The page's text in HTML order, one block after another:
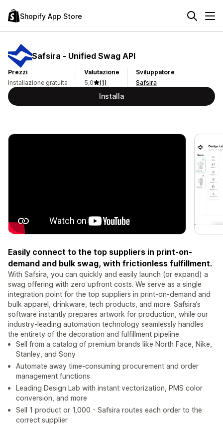
Shopify App Store
Safsira ‑ Unified Swag API
Prezzi
Installazione gratuita
Valutazione
5,0
(1)
Sviluppatore
Safsira
Installa
Easily connect to the top suppliers in print-on-
demand and bulk swag, with frictionless fulfillment.
With Safsira, you can quickly and easily launch (or expand) a
swag offering with zero upfront costs. We serve as a single
integration point for the top suppliers in print-on-demand and
bulk apparel, drinkware, tech products, and more. Safsira’s
software instantly prepares artwork for production, while our
industry-leading automation technology seamlessly handles
the entirety of the decoration and fulfillment pipeline.
Sell from a catalog of premium brands like North Face, Nike,
Stanley, and Sony
Automate away time-consuming procurement and order
management functions
Leading Design Lab with instant vectorization, PMS color
conversion, and more
Sell 1 product or 1,000 - Safsira routes each order to the
correct supplier